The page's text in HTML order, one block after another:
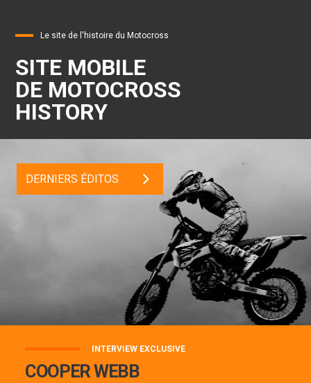
Le site de l'histoire du Motocross
SITE MOBILE
DE MOTOCROSS
HISTORY
DERNIERS ÉDITOS
INTERVIEW EXCLUSIVE
COOPER WEBB